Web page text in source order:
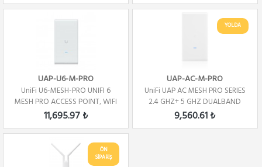
UAP-U6-M-PRO
UniFi U6-MESH-PRO UNIFI 6
MESH PRO ACCESS POINT, WIFI
6
11,695.97 ₺
YOLDA
UAP-AC-M-PRO
UniFi UAP AC MESH PRO SERIES
2.4 GHZ+ 5 GHZ DUALBAND
9,560.61 ₺
ÖN
SİPARİŞ